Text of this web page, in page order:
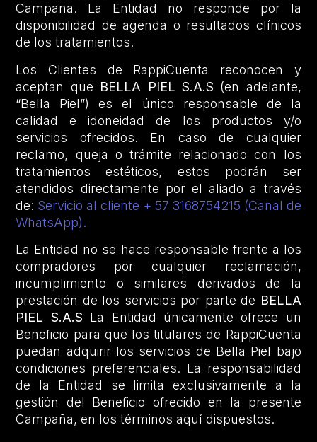
Campaña. La Entidad no responde por la
disponibilidad de agenda o resultados clínicos
de los tratamientos.
Los Clientes de RappiCuenta reconocen y
aceptan que BELLA PIEL S.A.S (en adelante,
“Bella Piel”) es el único responsable de la
calidad e idoneidad de los productos y/o
servicios ofrecidos. En caso de cualquier
reclamo, queja o trámite relacionado con los
tratamientos estéticos, estos podrán ser
atendidos directamente por el aliado a través
de: Servicio al cliente + 57 3168754215 (Canal de
WhatsApp).
La Entidad no se hace responsable frente a los
compradores por cualquier reclamación,
incumplimiento o similares derivados de la
prestación de los servicios por parte de BELLA
PIEL S.A.S La Entidad únicamente ofrece un
Beneficio para que los titulares de RappiCuenta
puedan adquirir los servicios de Bella Piel bajo
condiciones preferenciales. La responsabilidad
de la Entidad se limita exclusivamente a la
gestión del Beneficio ofrecido en la presente
Campaña, en los términos aquí dispuestos.